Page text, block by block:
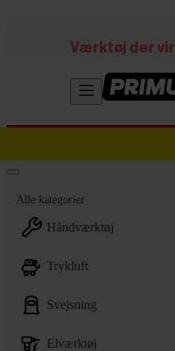
Værktøj der
Alle kategorier
håndværktøj
trykluft
svejsning
elværktøj